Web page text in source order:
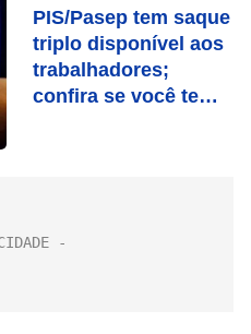
PIS/Pasep tem saque
triplo disponível aos
trabalhadores;
confira se você tem